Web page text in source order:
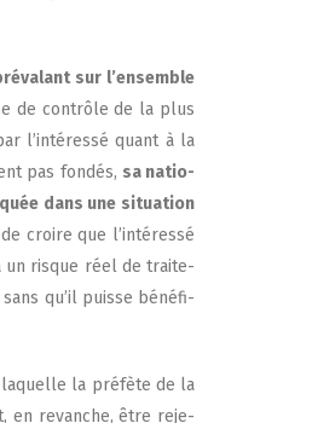
sur l’ensemble
de contrôle de la plus
l’intéressé quant à la
pas fon­dés, sa natio­
dans une situa­tion
croire que l’intéressé
un risque réel de trai­te­
qu’il puisse béné­fi­
laquelle la pré­fète de la
en revanche, être reje­